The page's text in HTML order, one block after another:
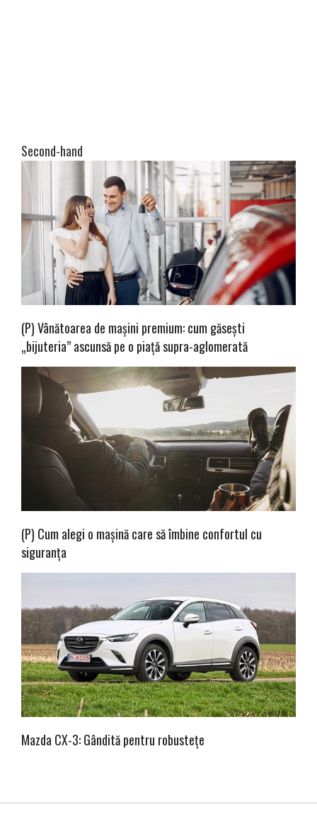
Second-hand
(P) Vânătoarea de mașini premium: cum găsești
„bijuteria” ascunsă pe o piață supra-aglomerată
(P) Cum alegi o mașină care să îmbine confortul cu
siguranța
Mazda CX-3: Gândită pentru robustețe